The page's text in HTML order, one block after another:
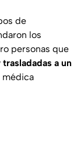
de
los
personas que
trasladadas a un
médica